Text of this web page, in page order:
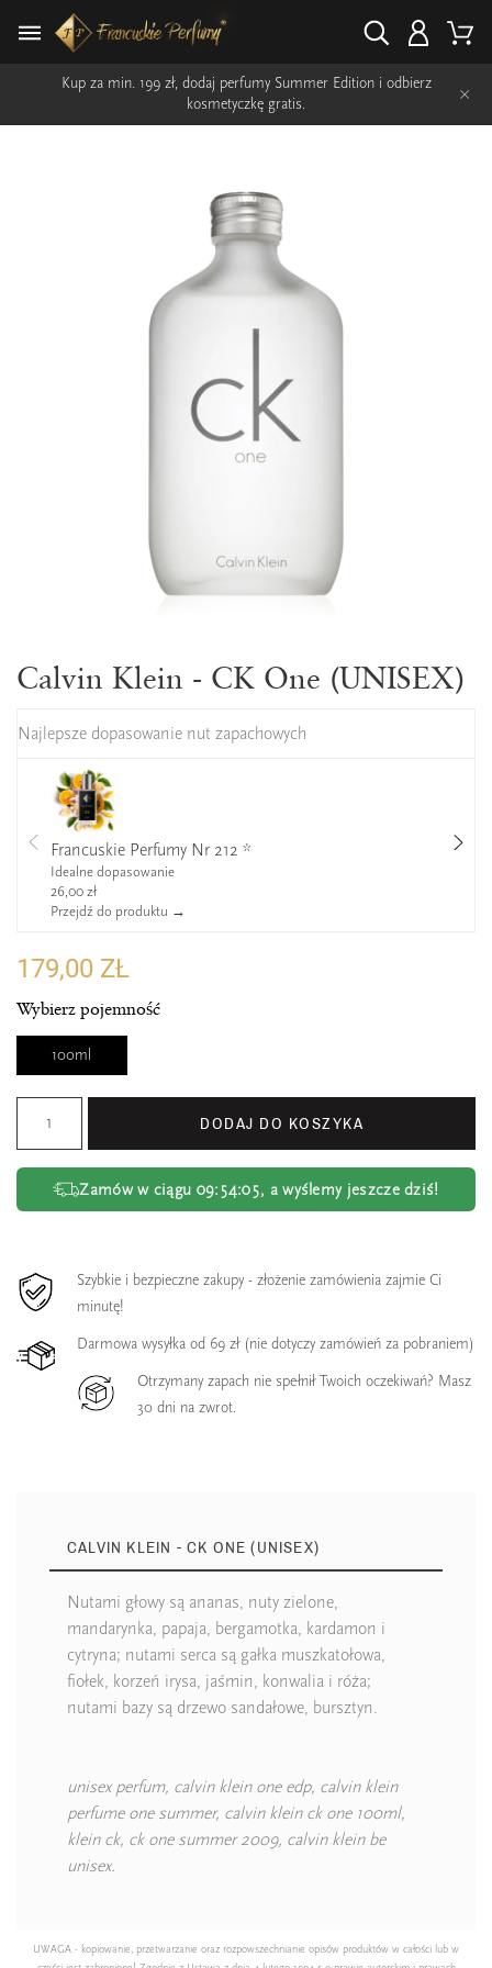
Kup za min. 199 zł, dodaj perfumy Summer Edition i odbierz
kosmetyczkę gratis.
×
Calvin Klein - CK One (UNISEX)
Najlepsze dopasowanie nut zapachowych
Francuskie Perfumy Nr 212 *
Idealne dopasowanie
26,00 zł
Przejdź do produktu →
179,00 ZŁ
Wybierz pojemność
100ml
DODAJ DO KOSZYKA
Zamów w ciągu 09:54:05, a wyślemy jeszcze dziś!
Szybkie i bezpieczne zakupy - złożenie zamówienia zajmie Ci
minutę!
Darmowa wysyłka od 69 zł (nie dotyczy zamówień za pobraniem)
Otrzymany zapach nie spełnił Twoich oczekiwań? Masz
30 dni na zwrot.
CALVIN KLEIN - CK ONE (UNISEX)
Nutami głowy są ananas, nuty zielone,
mandarynka, papaja, bergamotka, kardamon i
cytryna; nutami serca są gałka muszkatołowa,
fiołek, korzeń irysa, jaśmin, konwalia i róża;
nutami bazy są drzewo sandałowe, bursztyn.
unisex perfum, calvin klein one edp, calvin klein
perfume one summer, calvin klein ck one 100ml,
klein ck, ck one summer 2009, calvin klein be
unisex.
UWAGA - kopiowanie, przetwarzanie oraz rozpowszechnianie opisów produktów w całości lub w